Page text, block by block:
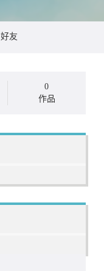
好友
0
作品